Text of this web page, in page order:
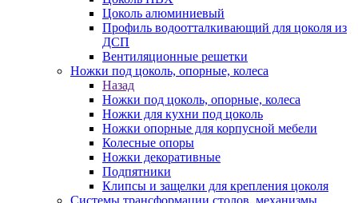
Цоколь алюминиевый
Профиль водоотталкивающий для цоколя из
ДСП
Вентиляционные решетки
Ножки под цоколь, опорные, колеса
Назад
Ножки под цоколь, опорные, колеса
Ножки для кухни под цоколь
Ножки опорные для корпусной мебели
Колесные опоры
Ножки декоративные
Подпятники
Клипсы и защелки для крепления цоколя
Системы трансформации столов, механизмы